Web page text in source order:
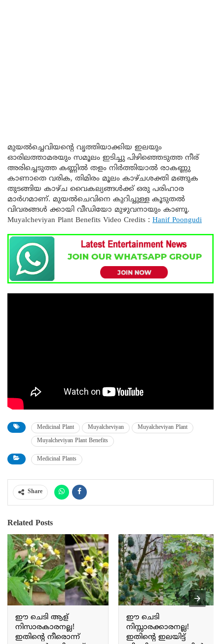
മുയൽച്ചെവിയന്റെ വൃത്തിയാക്കിയ ഇലയും
ഓരിലത്താമരയും സമൂലം ഇടിച്ചു പിഴിഞ്ഞെടുത്ത നീര്
അരിച്ചെടുത്ത കണ്ണിൽ തളം നിർത്തിയാൽ രാകണ്ണു
കാണാതെ വരിക, തിമിരം മൂലം കാഴ്ചശക്തി മങ്ങുക
തുടങ്ങിയ കാഴ്ച വൈകല്യങ്ങൾക്ക് ഒരു പരിഹാര
മാർഗമാണ്. മുയൽചെവിനെ കുറിച്ചുള്ള കൂടുതൽ
വിവരങ്ങൾ ക്കായി വീഡിയോ മുഴുവനായും കാണൂ.
Muyalcheviyan Plant Benefits Video Credits : Hanif Poongudi
Medicinal Plant Muyalcheviyan
Muyalcheviyan Plant
Muyalcheviyan Plant Benefits
Medicinal Plants
Share
Related Posts
ഈ ചെടി ആള്
നിസാരകാരനല്ല!
ഇതിന്റെ നീരൊന്ന്
ഈ ചെടി
നിസ്സാരക്കാരനല്ല!
ഇതിന്റെ ഇലയിട്ട്